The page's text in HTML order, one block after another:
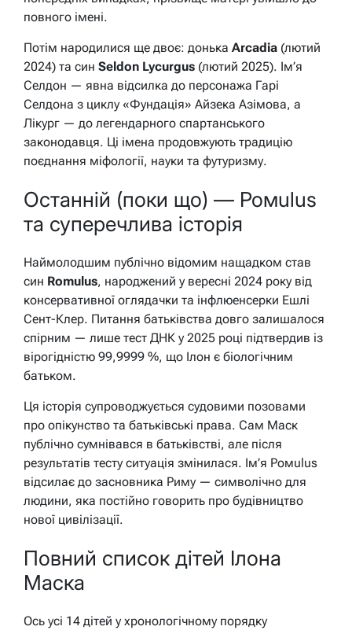
повного імені.
Потім народилися ще двоє: донька Arcadia (лютий
2024) та син Seldon Lycurgus (лютий 2025). Ім’я
Селдон — явна відсилка до персонажа Гарі
Селдона з циклу «Фундація» Айзека Азімова, а
Лікург — до легендарного спартанського
законодавця. Ці імена продовжують традицію
поєднання міфології, науки та футуризму.
Останній (поки що) — Ромulus
та суперечлива історія
Наймолодшим публічно відомим нащадком став
син Romulus, народжений у вересні 2024 року від
консервативної оглядачки та інфлюенсерки Ешлі
Сент-Клер. Питання батьківства довго залишалося
спірним — лише тест ДНК у 2025 році підтвердив із
вірогідністю 99,9999 %, що Ілон є біологічним
батьком.
Ця історія супроводжується судовими позовами
про опікунство та батьківські права. Сам Маск
публічно сумнівався в батьківстві, але після
результатів тесту ситуація змінилася. Ім’я Ромulus
відсилає до засновника Риму — символічно для
людини, яка постійно говорить про будівництво
нової цивілізації.
Повний список дітей Ілона
Маска
Ось усі 14 дітей у хронологічному порядку